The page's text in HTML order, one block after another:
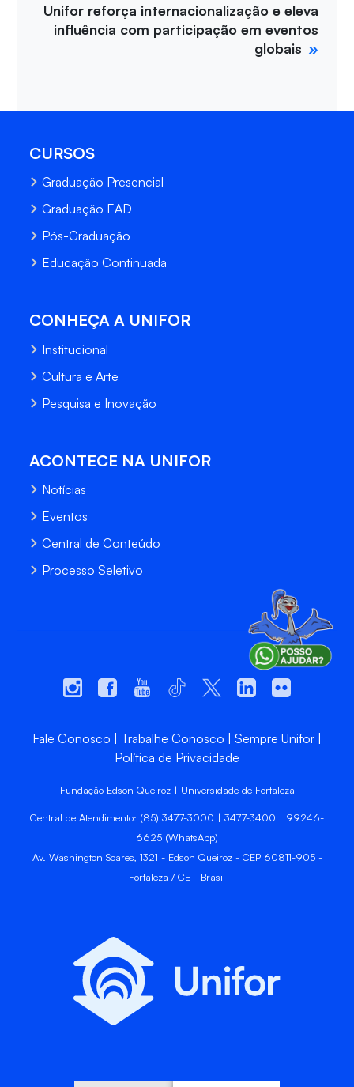
Unifor reforça internacionalização e eleva
influência com participação em eventos
globais
CURSOS
Graduação Presencial
Graduação EAD
Pós-Graduação
Educação Continuada
CONHEÇA A UNIFOR
Institucional
Cultura e Arte
Pesquisa e Inovação
ACONTECE NA UNIFOR
Notícias
Eventos
Central de Conteúdo
Processo Seletivo
Fale Conosco Trabalhe Conosco
Sempre Unifor
Política de Privacidade
Fundação Edson Queiroz | Universidade de Fortaleza
Central de Atendimento: (85) 3477-3000 | 3477-3400 | 99246-
6625 (WhatsApp)
Av. Washington Soares, 1321 - Edson Queiroz - CEP 60811-905 -
Fortaleza / CE - Brasil